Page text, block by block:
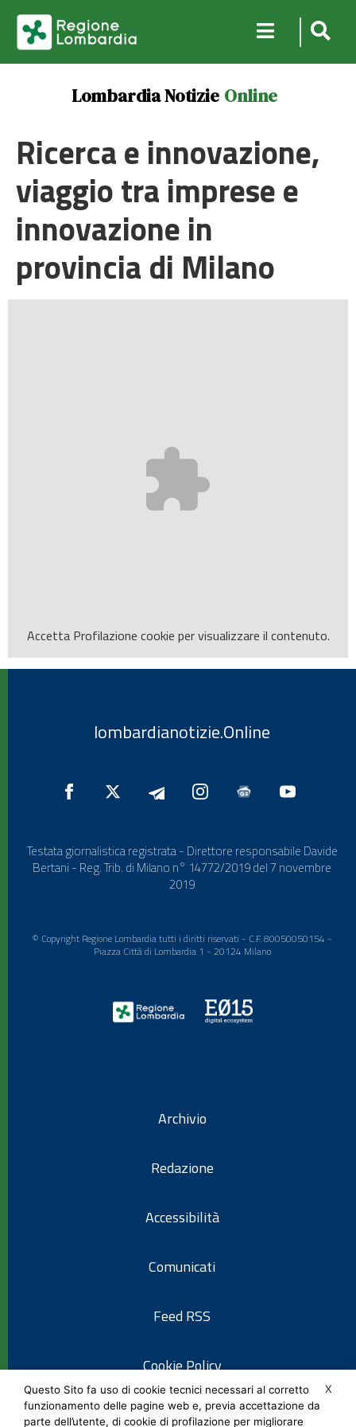
Lombardia Notizie Online
Ricerca e innovazione,
viaggio tra imprese e
innovazione in
provincia di Milano
Accetta Profilazione cookie per visualizzare il contenuto.
lombardianotizie.Online
Testata giornalistica registrata - Direttore responsabile Davide
Bertani - Reg. Trib. di Milano n° 14772/2019 del 7 novembre
2019
© Copyright Regione Lombardia tutti i diritti riservati - C.F. 80050050154 -
Piazza Città di Lombardia 1 - 20124 Milano
Archivio
Redazione
Accessibilità
Comunicati
Feed RSS
Cookie Policy
Informativa privacy
X
Questo Sito fa uso di cookie tecnici necessari al corretto
funzionamento delle pagine web e, previa accettazione da
parte dell’utente, di cookie di profilazione per migliorare